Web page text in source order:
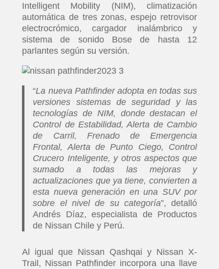
Intelligent Mobility (NIM), climatización
automática de tres zonas, espejo retrovisor
electrocrómico, cargador inalámbrico y
sistema de sonido Bose de hasta 12
parlantes según su versión.
“La nueva Pathfinder adopta en todas sus
versiones sistemas de seguridad y las
tecnologías de NIM, donde destacan el
Control de Estabilidad, Alerta de Cambio
de Carril, Frenado de Emergencia
Frontal, Alerta de Punto Ciego, Control
Crucero Inteligente, y otros aspectos que
sumado a todas las mejoras y
actualizaciones que ya tiene, convierten a
esta nueva generación en una SUV por
sobre el nivel de su categoría”, detalló
Andrés Díaz, especialista de Productos
de Nissan Chile y Perú.
Al igual que Nissan Qashqai y Nissan X-
Trail, Nissan Pathfinder incorpora una llave